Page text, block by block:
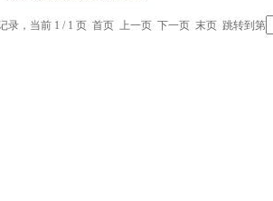
录，当前 1 / 1 页 首页 上一页 下一页 末页 跳转到第